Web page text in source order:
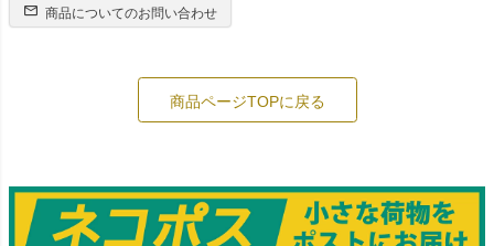
商品についてのお問い合わせ
商品ページTOPに戻る